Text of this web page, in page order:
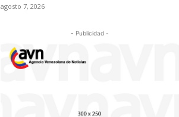
agosto 7, 2026
- Publicidad -